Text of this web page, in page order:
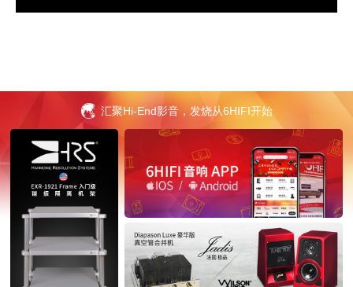
汇聚Hi-End影音，发烧从6HIFI开始